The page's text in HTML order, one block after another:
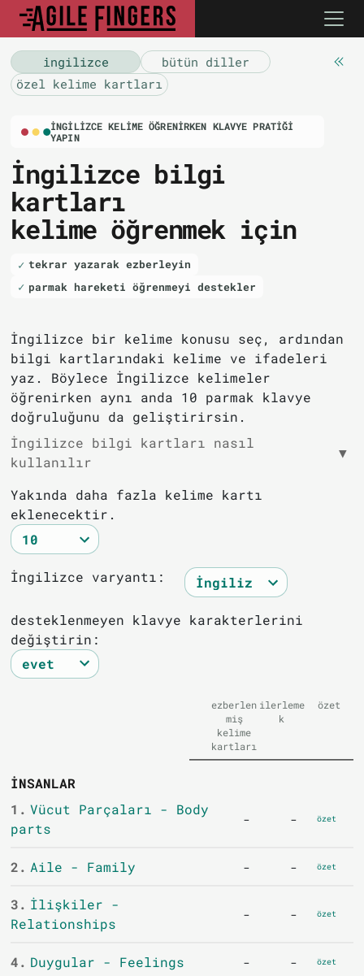
i̇ngilizce
bütün diller
özel kelime kartları
İNGILIZCE KELIME ÖĞRENIRKEN KLAVYE PRATIĞI
YAPIN
İngilizce bilgi
kartları
kelime öğrenmek için
tekrar yazarak ezberleyin
parmak hareketi öğrenmeyi destekler
İngilizce bir kelime konusu seç, ardından
bilgi kartlarındaki kelime ve ifadeleri
yaz. Böylece İngilizce kelimeler
öğrenirken aynı anda 10 parmak klavye
doğruluğunu da geliştirirsin.
İngilizce bilgi kartları nasıl
kullanılır
▼
Yakında daha fazla kelime kartı
eklenecektir.
İngilizce varyantı:
desteklenmeyen klavye karakterlerini
değiştirin:
ezberlen
miş
kelime
kartları
ilerleme
k
özet
İNSANLAR
1. Vücut Parçaları - Body
parts
- - özet
2. Aile - Family - - özet
3. İlişkiler -
Relationships
- - özet
4. Duygular - Feelings - - özet